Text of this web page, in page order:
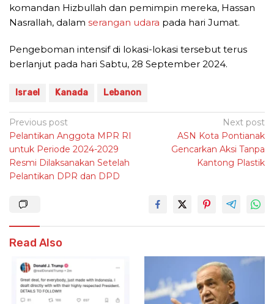
komandan Hizbullah dan pemimpin mereka, Hassan
Nasrallah, dalam serangan udara pada hari Jumat.
Pengeboman intensif di lokasi-lokasi tersebut terus
berlanjut pada hari Sabtu, 28 September 2024.
Israel Kanada Lebanon
Post
navigation
Previous post
Pelantikan Anggota MPR RI
untuk Periode 2024-2029
Resmi Dilaksanakan Setelah
Pelantikan DPR dan DPD
Next post
ASN Kota Pontianak
Gencarkan Aksi Tanpa
Kantong Plastik
Read Also